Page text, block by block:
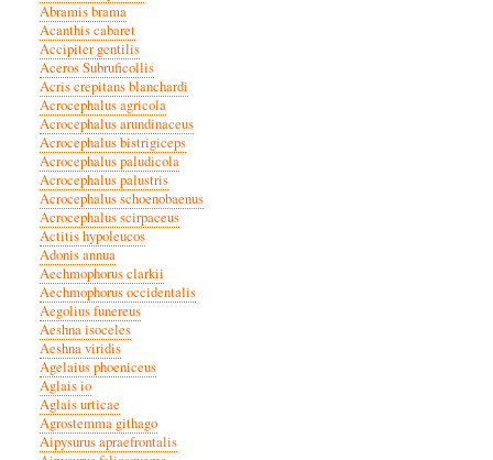
Abramis brama
Acanthis cabaret
Accipiter gentilis
Aceros Subruficollis
Acris crepitans blanchardi
Acrocephalus agricola
Acrocephalus arundinaceus
Acrocephalus bistrigiceps
Acrocephalus paludicola
Acrocephalus palustris
Acrocephalus schoenobaenus
Acrocephalus scirpaceus
Actitis hypoleucos
Adonis annua
Aechmophorus clarkii
Aechmophorus occidentalis
Aegolius funereus
Aeshna isoceles
Aeshna viridis
Agelaius phoeniceus
Aglais io
Aglais urticae
Agrostemma githago
Aipysurus apraefrontalis